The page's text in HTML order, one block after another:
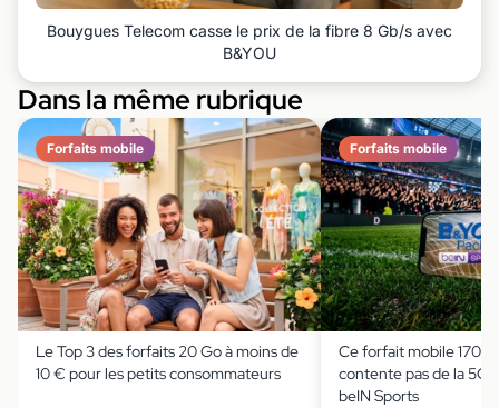
Bouygues Telecom casse le prix de la fibre 8 Gb/s avec
B&YOU
Dans la même rubrique
Forfaits mobile
Le Top 3 des forfaits 20 Go à moins de
10 € pour les petits consommateurs
Forfaits mobile
Ce forfait mobile 170
contente pas de la 5G
beIN Sports